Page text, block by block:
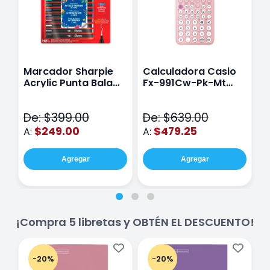
Marcador Sharpie
Acrylic Punta Bala
De: $399.00
A: $249.00
Agregar
Calculadora Casio
Fx-991Cw-Pk-Mt
De: $639.00
A: $479.25
Agregar
¡Compra 5 libretas y OBTÉN EL DESCUENTO!
-20% -20%